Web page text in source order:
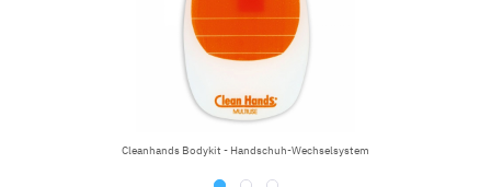
Cleanhands Bodykit - Handschuh-Wechselsystem